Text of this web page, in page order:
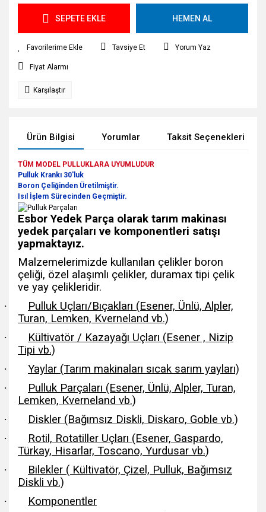
SEPETE EKLE HEMEN AL
Tavsiye Et Yorum Yaz
Fiyat Alarmı
Karşılaştır
Ürün Bilgisi Yorumlar Taksit Seçenekleri
TÜM MODEL PULLUKLARA UYUMLUDUR
Pulluk Krankı 30'luk
Boron Çeliğinden Üretilmiştir.
Isıl İşlem Sürecinden Geçmiştir.
Esbor Yedek Parça olarak tarım makinası
yedek parçaları ve komponentleri satışı
yapmaktayız.
Malzemelerimizde kullanılan çelikler boron
çeliği, özel alaşımlı çelikler, duramax tipi çelik
ve yay çelikleridir.
·
Pulluk Uçları/Bıçakları (Esener, Ünlü, Alpler,
Turan, Lemken, Kverneland vb.)
·
Kültivatör / Kazayağı Uçları (Esener , Nizip
Tipi vb.)
· Yaylar (Tarım makinaları sıcak sarım yayları)
·
Pulluk Parçaları (Esener, Ünlü, Alpler, Turan,
Lemken, Kverneland vb.)
· Diskler (Bağımsız Diskli, Diskaro, Goble vb.)
·
Rotil, Rotatiller Uçları (Esener, Gaspardo,
Türkay, Hisarlar, Toscano, Yurdusar vb.)
·
Bilekler ( Kültivatör, Çizel, Pulluk, Bağımsız
Diskli vb.)
·
Komponentler